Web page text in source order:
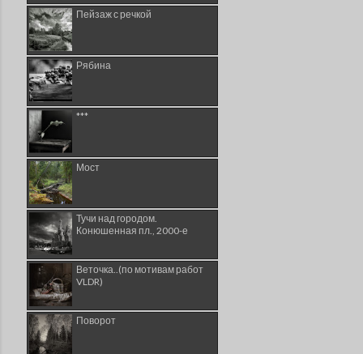
Пейзаж с речкой
Рябина
***
Мост
Тучи над городом.
Конюшенная пл., 2000-е
Веточка..(по мотивам работ
VLDR)
Поворот